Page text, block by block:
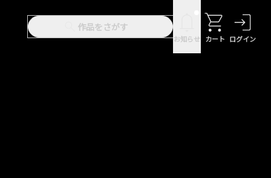
作品をさがす
お知らせ カート ログイン
おける不具合に関しま